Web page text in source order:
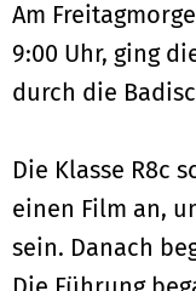
Am
9:00 Uhr, ging
durch die
Die Klasse R8c
einen Film an,
sein. Danach